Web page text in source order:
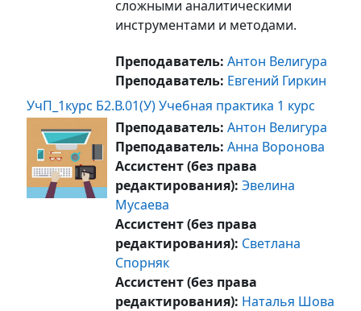
сложными аналитическими
инструментами и методами.
Преподаватель: Антон Велигура
Преподаватель: Евгений Гиркин
УчП_1курс Б2.В.01(У) Учебная практика 1 курс
Преподаватель: Антон Велигура
Преподаватель: Анна Воронова
Ассистент (без права
редактирования): Эвелина
Мусаева
Ассистент (без права
редактирования): Cветлана
Спорняк
Ассистент (без права
редактирования): Наталья Шова